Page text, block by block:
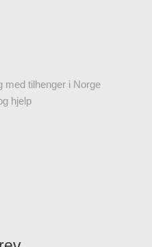
med tilhenger i Norge
hjelp